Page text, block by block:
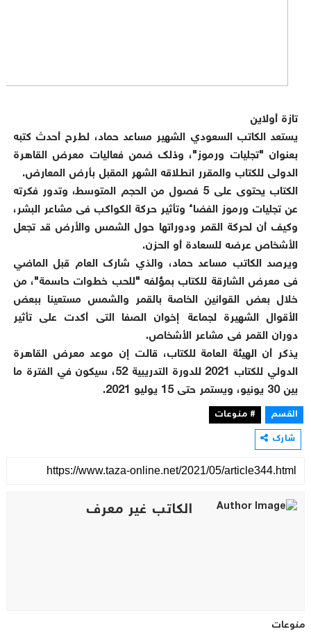
تازة أولاين
يستعد الكاتب السعودي الشهير مساعد حماد، لطرح أحدث كتبه
بعنوان "تجليات ورموز"، وذلك ضمن فعاليات معرض القاهرة
الدولى للكتاب والمقرر انطلاقه الشهر المقبل بأرض المعارض.
الكتاب يحتوى على 5 فصول من الحجم المتوسط، وتدور فكرته
عن تجليات ورموز الفضاء وتأثير حركة الكواكب فى مشاعر البشر،
وكيف أن لحركة القمر ودوراتها حول الشمس والأرض قد تجعل
الأشخاص عرضه للسعادة أو الحزن.
ويرصد الكاتب مساعد حماد، والذي شارك العام قبل الماضي
فى معرض الشارقة للكتاب بمؤلفه "للحب خطوات حاسمة"، من
خلال بعض القوانين الخاصة بالقمر والشمس مستعينا ببعض
الأقوال الشهيرة لجماعة إخوان الصفا التى أكدت على تأثير
دوران القمر فى مشاعر الأشخاص.
يذكر أن الهيئة العامة للكتاب، قالت إن موعد معرض القاهرة
الدولي للكتاب 2021 للدورة التدريبية 52، سيكون في الفترة ما
بين 30 يونيو، ويستمر حتى 15 يوليو 2021.
القسم
# منوعات
شارك
الكاتب غير معرف
منوعات